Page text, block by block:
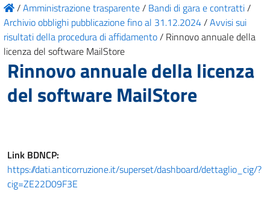
/Amministrazione trasparente/ Bandi di gara e contratti/
Archivio obblighi pubblicazione fino al 31.12.2024/Avvisi sui
risultati della procedura di affidamento/ Rinnovo annuale della
licenza del software MailStore
Rinnovo annuale della licenza
del software MailStore
Link BDNCP:
https://dati.anticorruzione.it/superset/dashboard/dettaglio_cig/?
cig=ZE22D09F3E